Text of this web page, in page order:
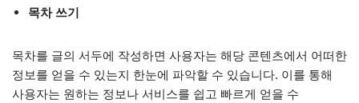
목차 쓰기
목차를 글의 서두에 작성하면 사용자는 해당 콘텐츠에서 어떠한
정보를 얻을 수 있는지 한눈에 파악할 수 있습니다. 이를 통해
사용자는 원하는 정보나 서비스를 쉽고 빠르게 얻을 수